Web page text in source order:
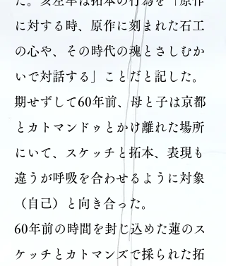
に対する時、原作に刻まれた石工
の心や、その時代の魂とさしむか
いで対話する」ことだと記した。
​期せずして60年前、母と子は京都
とカトマンドゥとかけ離れた場所
にいて、スケッチと拓本、表現も
違うが呼吸を合わせるように対象
（自己）と向き合った。
60年前の時間を封じ込めた蓮のス
ケッチとカトマンズで採られた拓